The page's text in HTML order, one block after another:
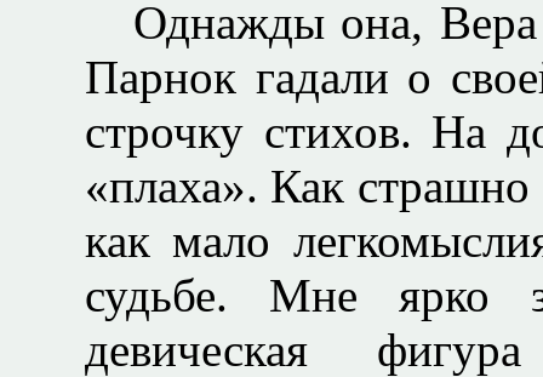
Однажды она,
Парнок гадали о
строчку стихов. На
«плаха». Как страшно
как мало
судьбе. Мне ярко
девическая